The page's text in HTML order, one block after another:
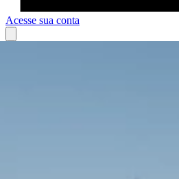
Acesse sua conta